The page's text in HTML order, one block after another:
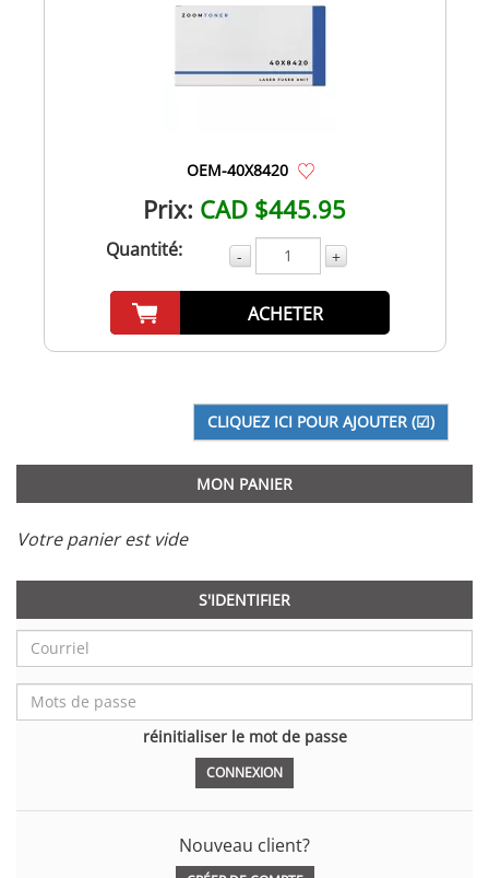
OEM-40X8420
Prix: CAD $445.95
Quantité: - +
ACHETER
MON PANIER
Votre panier est vide
S'IDENTIFIER
réinitialiser le mot de passe
Nouveau client?